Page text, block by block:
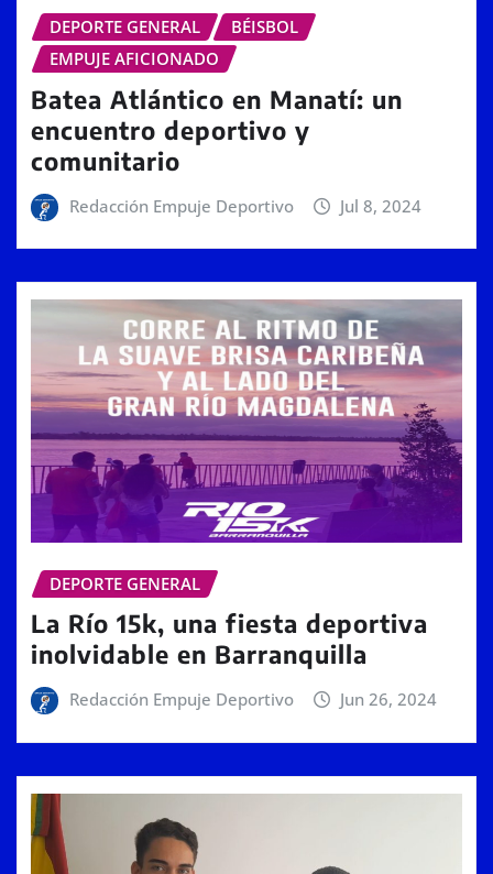
DEPORTE GENERAL
BÉISBOL
EMPUJE AFICIONADO
Batea Atlántico en Manatí: un
encuentro deportivo y
comunitario
Redacción Empuje Deportivo Jul 8, 2024
DEPORTE GENERAL
La Río 15k, una fiesta deportiva
inolvidable en Barranquilla
Redacción Empuje Deportivo Jun 26, 2024